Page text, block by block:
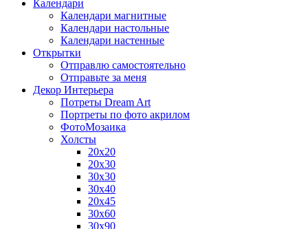
Календари
Календари магнитные
Календари настольные
Календари настенные
Открытки
Отправлю самостоятельно
Отправьте за меня
Декор Интерьера
Потреты Dream Art
Портреты по фото акрилом
ФотоМозаика
Холсты
20х20
20х30
30х30
30х40
20х45
30х60
30х90